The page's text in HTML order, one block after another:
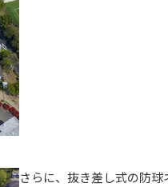
さらに、抜き差し式の防球